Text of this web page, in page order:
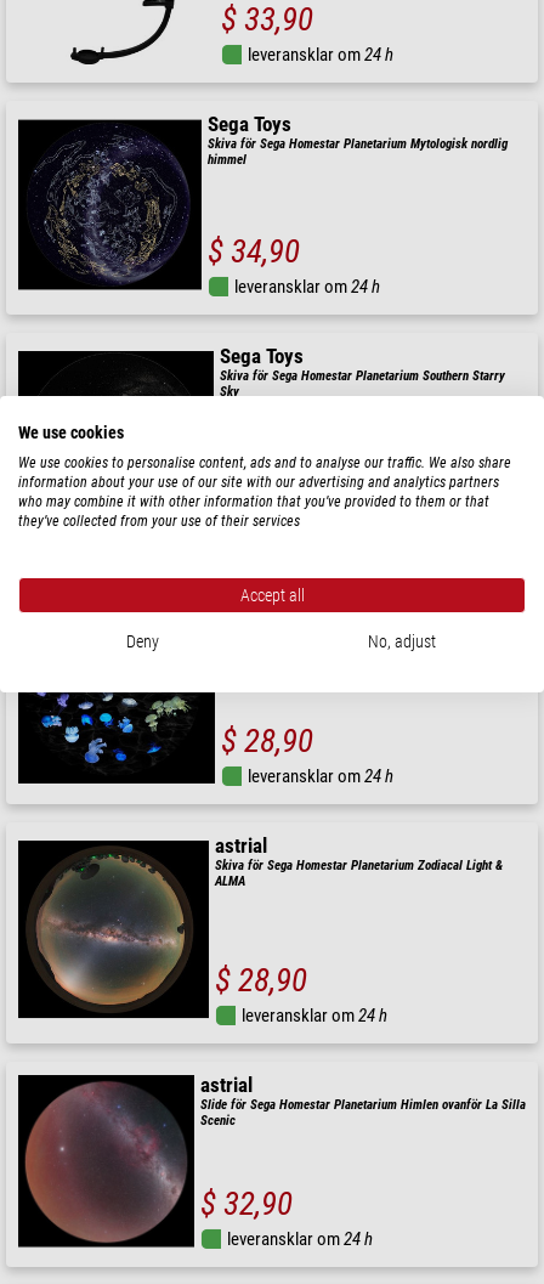
$ 33,90
leveransklar om24 h
Sega Toys
Skiva för Sega Homestar Planetarium Mytologisk nordlig
himmel
$ 34,90
leveransklar om24 h
Sega Toys
Skiva för Sega Homestar Planetarium Southern Starry
Sky
$ 34,90
leveransklar om
astrial
$ 28,90
leveransklar om24 h
astrial
Skiva för Sega Homestar Planetarium Zodiacal Light &
ALMA
$ 28,90
leveransklar om24 h
astrial
Slide för Sega Homestar Planetarium Himlen ovanför La Silla
Scenic
$ 32,90
leveransklar om24 h
We use cookies
We use cookies to personalise content, ads and to analyse our traffic. We also share
information about your use of our site with our advertising and analytics partners
who may combine it with other information that you’ve provided to them or that
they’ve collected from your use of their services
Accept all
Deny No, adjust